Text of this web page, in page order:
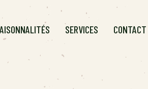
SERVICES CONTACT